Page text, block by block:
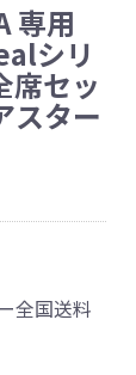
専用
シリ
席セッ
スター
全国送料